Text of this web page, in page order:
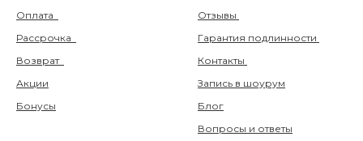
Оплата
Рассрочка
Возврат
Акции
Бонусы
Отзывы
Гарантия подлинности
Контакты
Запись в шоурум
Блог
Вопросы и ответы